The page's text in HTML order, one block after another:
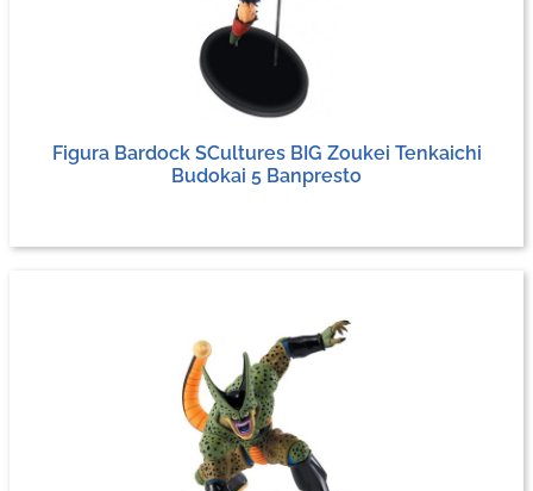
Figura Bardock SCultures BIG Zoukei Tenkaichi
Budokai 5 Banpresto